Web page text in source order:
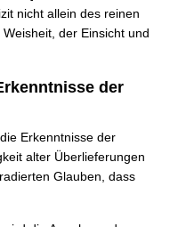
nicht allein des reinen
der Einsicht und
der
Erkenntnisse der
alter Überlieferungen
Glauben, dass